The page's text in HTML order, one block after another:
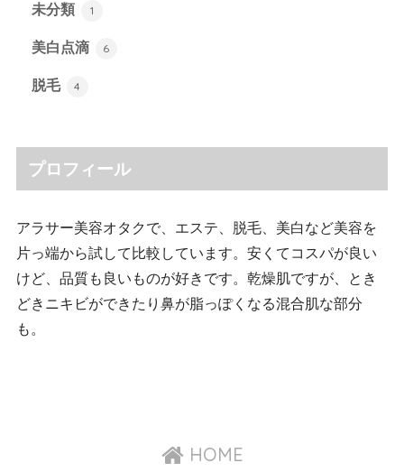
未分類 1
美白点滴 6
脱毛 4
プロフィール
アラサー美容オタクで、エステ、脱毛、美白など美容を
片っ端から試して比較しています。安くてコスパが良い
けど、品質も良いものが好きです。乾燥肌ですが、とき
どきニキビができたり鼻が脂っぽくなる混合肌な部分
も。
HOME